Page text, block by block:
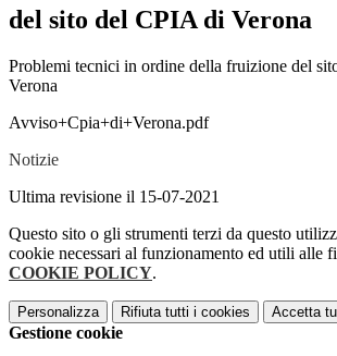
del sito del CPIA di Verona
Problemi tecnici in ordine della fruizione del
Verona
Avviso+Cpia+di+Verona.pdf
Notizie
Ultima revisione il 15-07-2021
Questo sito o gli strumenti terzi da questo
cookie necessari al funzionamento ed utili alle
COOKIE POLICY.
Personalizza Rifiuta tutti i cookies Accetta
Gestione cookie